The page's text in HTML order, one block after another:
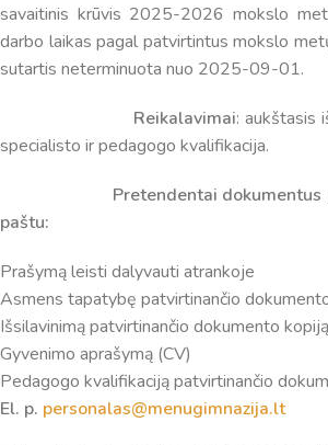
savaitinis krūvis 2025-2026 mokslo
darbo laikas pagal patvirtintus mokslo
sutartis neterminuota nuo 2025-09-01.
Reikalavimai: aukštasis
specialisto ir pedagogo kvalifikacija.
Pretendentai
paštu:
Prašymą leisti dalyvauti atrankoje
Asmens tapatybę patvirtinančio
Išsilavinimą patvirtinančio dokumento kopiją
Gyvenimo aprašymą (CV)
Pedagogo kvalifikaciją patvirtinančio
El. p. personalas@menugimnazija.lt
Virtualus asistentas E.
Sveiki! Taip, aš esu virtualus. Tačiau
suteikia man galimybę ne tik analizuoti
informaciją. Jei visgi man pritrūks
Jums reikiamus kontaktus, kur galėsite